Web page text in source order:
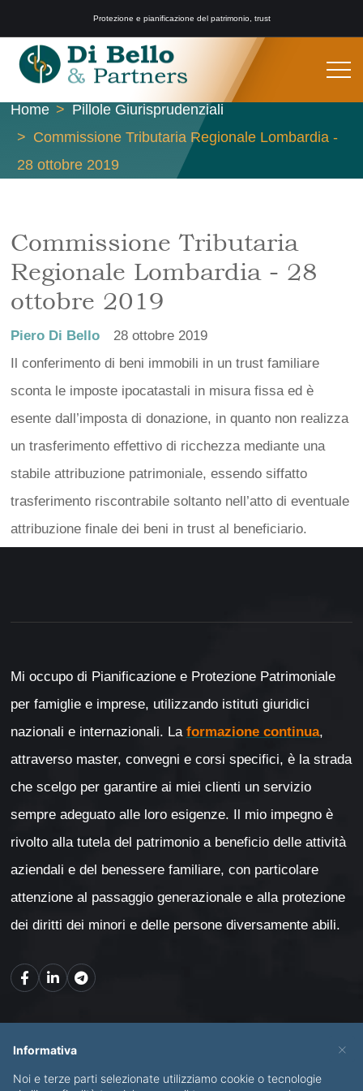
Protezione e pianificazione del patrimonio, trust
Home
Pillole Giurisprudenziali
Commissione Tributaria Regionale Lombardia -
28 ottobre 2019
Commissione Tributaria
Regionale Lombardia - 28
ottobre 2019
Piero Di Bello
28 ottobre 2019
Il conferimento di beni immobili in un trust familiare
sconta le imposte ipocatastali in misura fissa ed è
esente dall’imposta di donazione, in quanto non realizza
un trasferimento effettivo di ricchezza mediante una
stabile attribuzione patrimoniale, essendo siffatto
trasferimento riscontrabile soltanto nell’atto di eventuale
attribuzione finale dei beni in trust al beneficiario.
Mi occupo di Pianificazione e Protezione Patrimoniale
per famiglie e imprese, utilizzando istituti giuridici
nazionali e internazionali. La formazione continua,
attraverso master, convegni e corsi specifici, è la strada
che scelgo per garantire ai miei clienti un servizio
sempre adeguato alle loro esigenze. Il mio impegno è
rivolto alla tutela del patrimonio a beneficio delle attività
aziendali e del benessere familiare, con particolare
attenzione al passaggio generazionale e alla protezione
dei diritti dei minori e delle persone diversamente abili.
CHI SONO SERVIZI
×
Informativa
Noi e terze parti selezionate utilizziamo cookie o tecnologie